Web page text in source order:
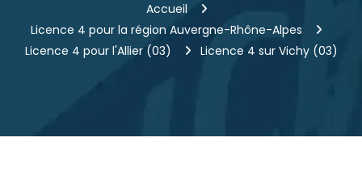
Accueil
Licence 4 pour la région Auvergne-Rhône-Alpes
Licence 4 pour l'Allier (03)
Licence 4 sur Vichy (03)